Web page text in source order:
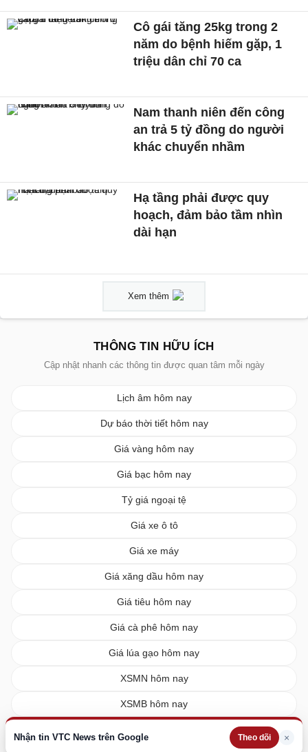
Nhận tin VTC News trên Google Theo dõi ×
Cô gái tăng 25kg trong 2
năm do bệnh hiếm gặp, 1
triệu dân chỉ 70 ca
Nam thanh niên đến công
an trả 5 tỷ đồng do người
khác chuyển nhầm
Hạ tầng phải được quy
hoạch, đảm bảo tầm nhìn
dài hạn
Xem thêm
THÔNG TIN HỮU ÍCH
Cập nhật nhanh các thông tin được quan tâm mỗi ngày
Lịch âm hôm nay
Dự báo thời tiết hôm nay
Giá vàng hôm nay
Giá bạc hôm nay
Tỷ giá ngoại tệ
Giá xe ô tô
Giá xe máy
Giá xăng dầu hôm nay
Giá tiêu hôm nay
Giá cà phê hôm nay
Giá lúa gạo hôm nay
XSMN hôm nay
XSMB hôm nay